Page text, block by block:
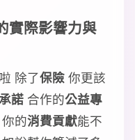
實際影響力與
啦 除了保險 你更該
諾 合作的公益專
你的消費貢獻能不